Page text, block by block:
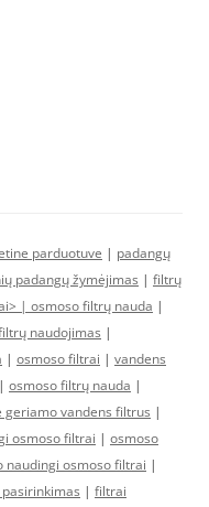
parduotuve | padangų
padangų žymėjimas | filtrų
| osmoso filtrų nauda |
naudojimas |
| osmoso filtrai | vandens
| osmoso filtrų nauda |
geriamo vandens filtrus |
osmoso filtrai | osmoso
naudingi osmoso filtrai |
| filtrai